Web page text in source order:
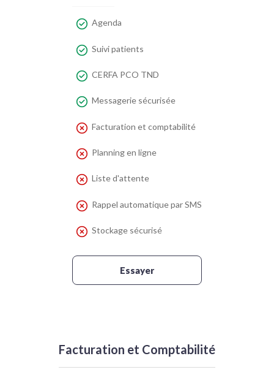
Agenda
Suivi patients
CERFA PCO TND
Messagerie sécurisée
Facturation et comptabilité
Planning en ligne
Liste d'attente
Rappel automatique par SMS
Stockage sécurisé
Essayer
Facturation et Comptabilité